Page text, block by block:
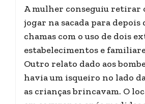
A mulher conseguiu retirar
jogar na sacada para depois
chamas com o uso de dois
estabelecimentos e
Outro relato dado aos
havia um isqueiro no lado
as crianças brincavam. O